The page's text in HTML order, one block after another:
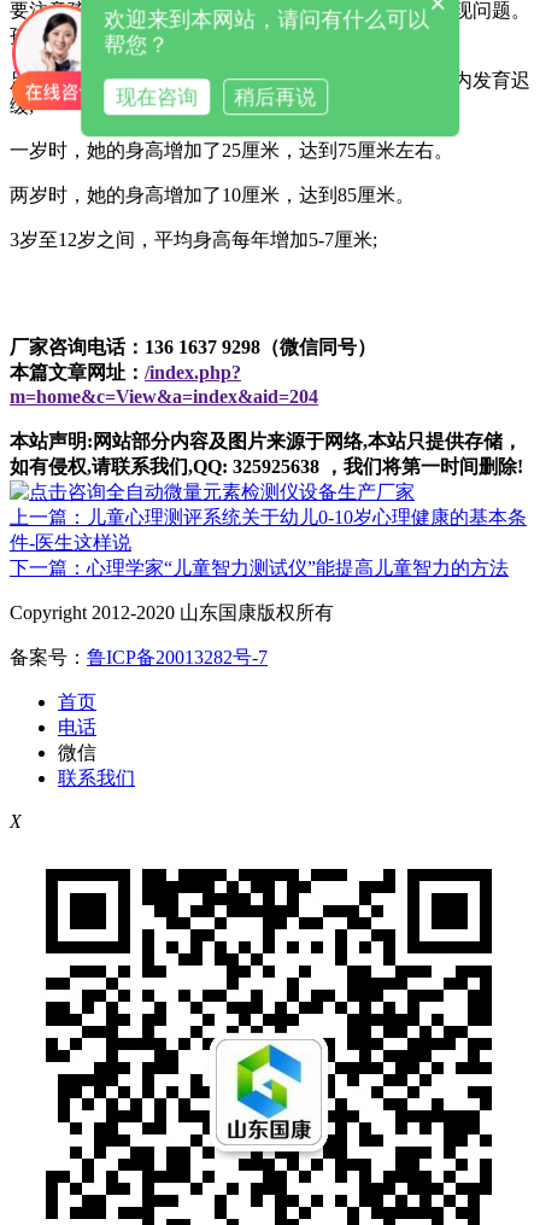
要注意孩子的生长速度，注意宝宝的身高，并尽早发现问题。
孩子在不同的时期成长的速度不同：
足月婴儿出生时体长约50厘米，小于47厘米说明子宫内发育迟
缓;
一岁时，她的身高增加了25厘米，达到75厘米左右。
两岁时，她的身高增加了10厘米，达到85厘米。
3岁至12岁之间，平均身高每年增加5-7厘米;
厂家咨询电话：136 1637 9298（微信同号）
本篇文章网址： /index.php?
m=home&c=View&a=index&aid=204
本站声明:网站部分内容及图片来源于网络,本站只提供存储，
如有侵权,请联系我们,QQ: 325925638 ，我们将第一时间删除!
上一篇：儿童心理测评系统关于幼儿0-10岁心理健康的基本条
件-医生这样说
下一篇：心理学家“儿童智力测试仪”能提高儿童智力的方法
Copyright 2012-2020 山东国康版权所有
备案号： 鲁ICP备20013282号-7
首页
电话
微信
联系我们
X
欢迎来到本网站，请问有什么可以
帮您？
现在咨询 稍后再说